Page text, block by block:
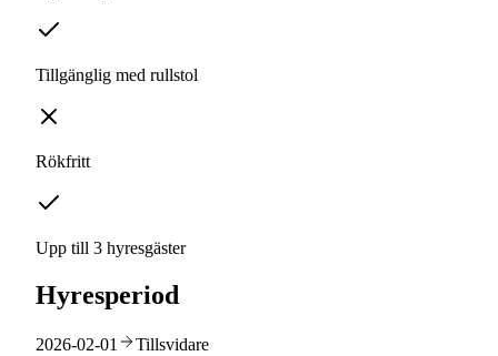
Tillgänglig med rullstol
Rökfritt
Upp till 3 hyresgäster
Hyresperiod
2026-02-01 Tillsvidare